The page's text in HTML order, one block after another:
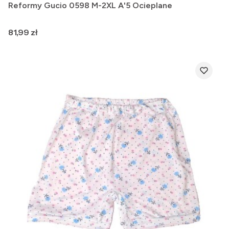
Reformy Gucio 0598 M-2XL A'5 Ocieplane
Cena
81,99 zł